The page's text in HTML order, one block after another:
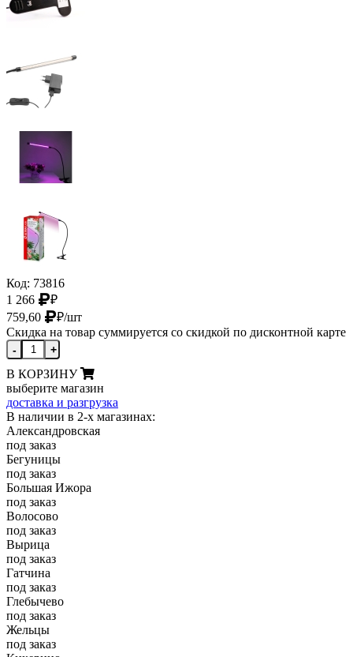
Код: 73816
1 266
₽
759,60
₽/шт
Скидка на товар суммируется со скидкой по дисконтной карте
- +
В КОРЗИНУ
выберите магазин
доставка и разгрузка
В наличии в 2-х магазинах:
Александровская
под заказ
Бегуницы
под заказ
Большая Ижора
под заказ
Волосово
под заказ
Вырица
под заказ
Гатчина
под заказ
Глебычево
под заказ
Жельцы
под заказ